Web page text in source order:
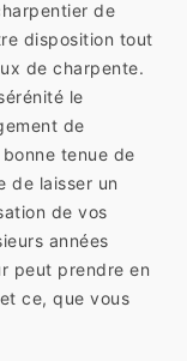
de
disposition tout
de charpente.
le
de
tenue de
de laisser un
de vos
années
peut prendre en
ce, que vous